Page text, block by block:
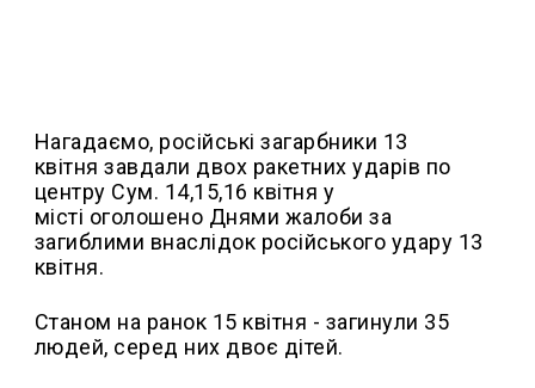
Нагадаємо, російські загарбники 13
квітня завдали двох ракетних ударів по
центру Сум. 14,15,16 квітня у
місті оголошено Днями жалоби за
загиблими внаслідок російського удару 13
квітня.
Станом на ранок 15 квітня - загинули 35
людей, серед них двоє дітей.